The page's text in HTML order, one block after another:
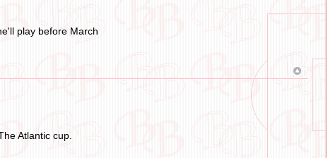
play before March
Atlantic cup.